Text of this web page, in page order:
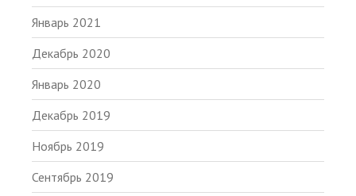
Январь 2021
Декабрь 2020
Январь 2020
Декабрь 2019
Ноябрь 2019
Сентябрь 2019